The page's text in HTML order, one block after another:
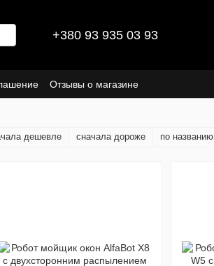
+380 93 935 03 93
Отзывы о магазине
дешевле сначала дороже по названию